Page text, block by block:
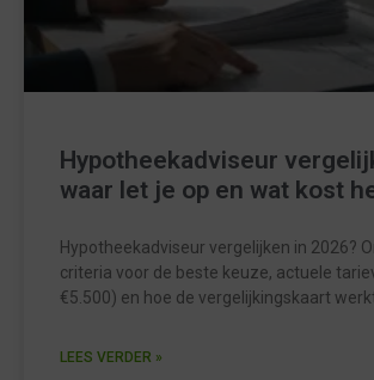
Hypotheekadviseur
waar let je op en wat kost
Hypotheekadviseur vergelijken in 2026?
criteria voor de beste keuze, actuele
€5.500) en hoe de vergelijkingskaart
LEES VERDER »